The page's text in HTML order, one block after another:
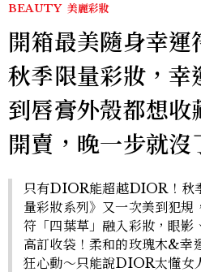
BEAUTY 美麗彩妝
開箱最美隨身幸
秋季限量彩妝，幸
到唇膏外殼都想
開賣，晚一步就沒
只有DIOR能超越DIOR！秋
量彩妝系列》又一次美到犯規
符「四葉草」融入彩妝，眼影
高訂收袋！柔和的玫瑰木&幸
狂心動～只能說DIOR太懂女